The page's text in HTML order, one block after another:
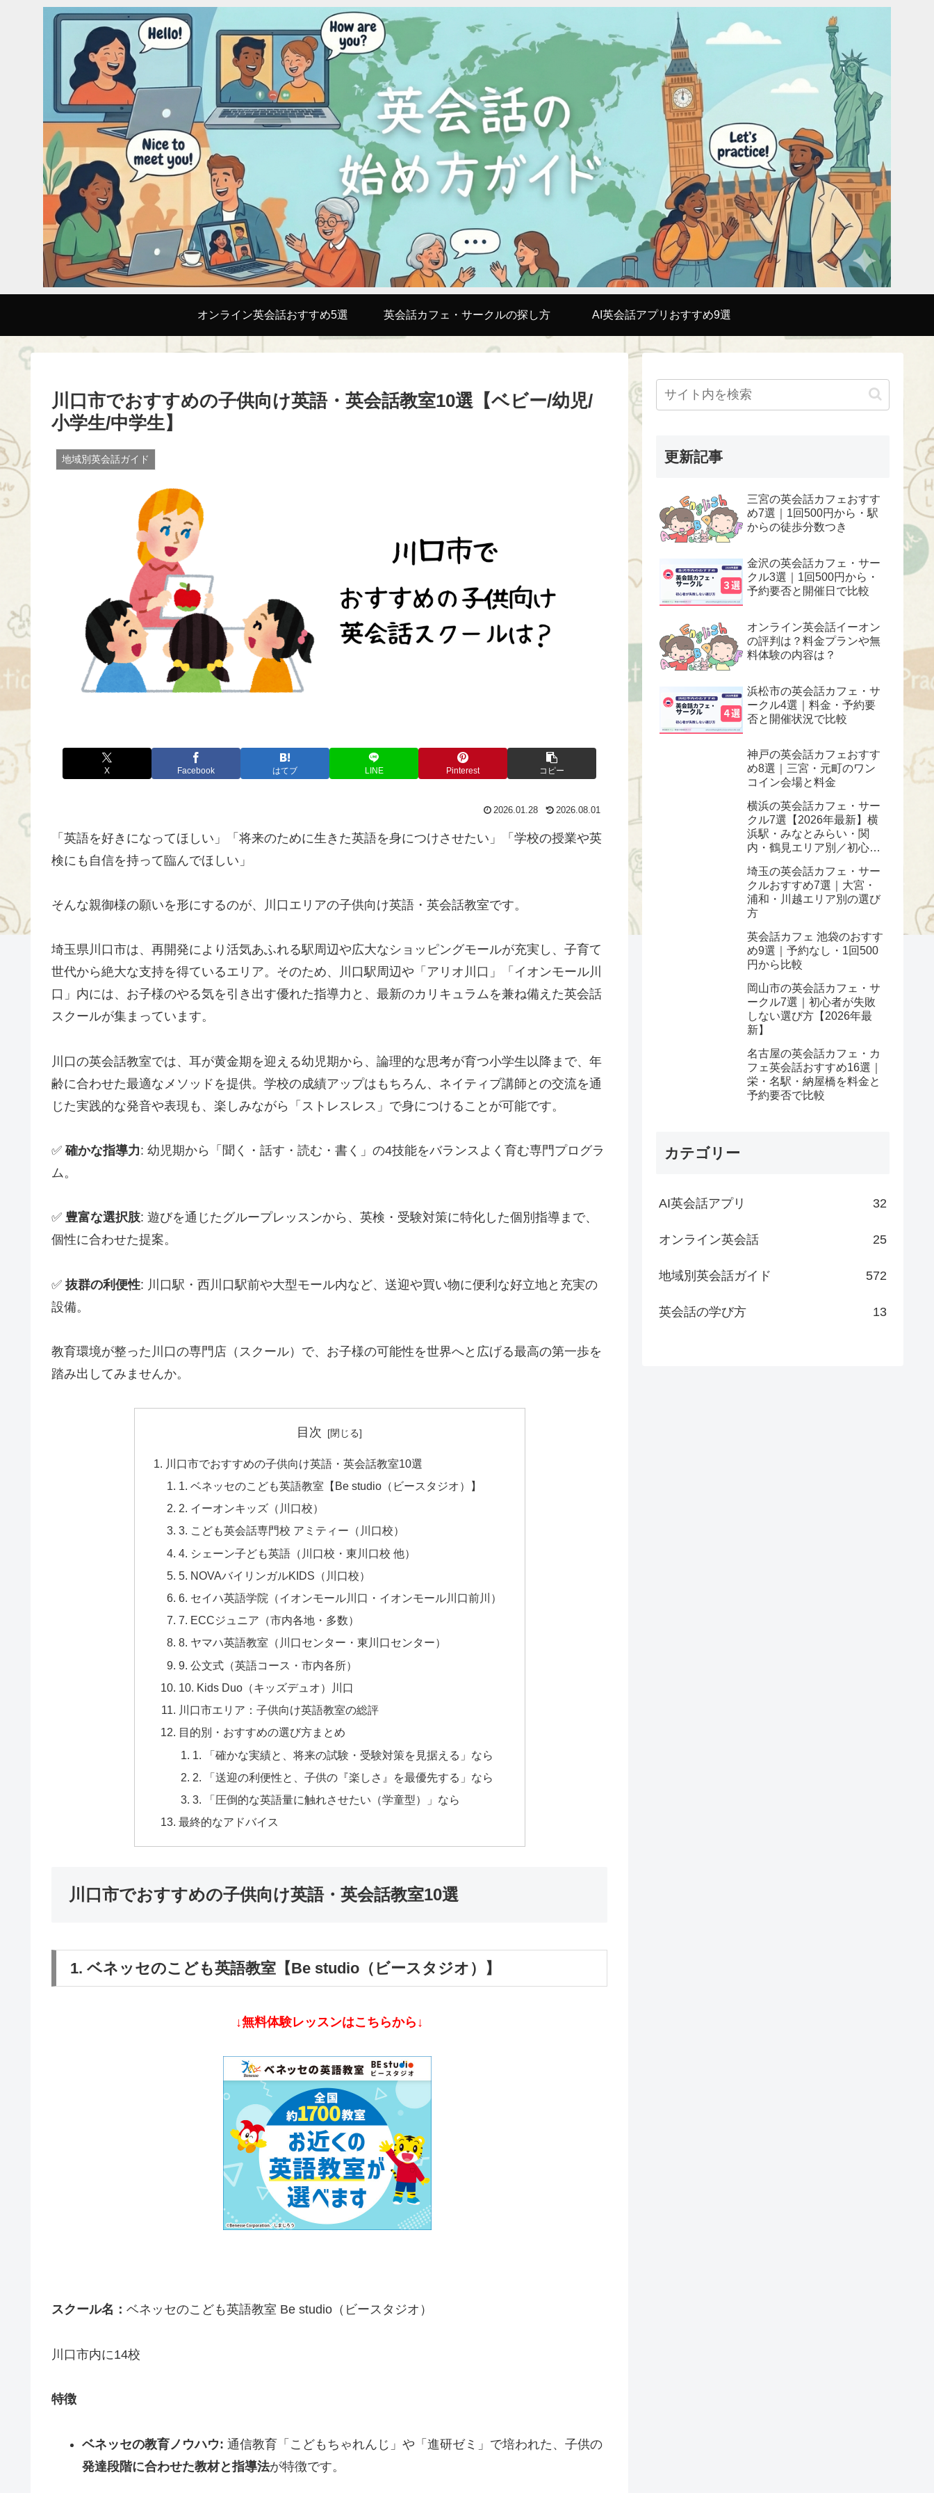
オンライン英会話おすすめ5選 英会話カフェ・サークルの探し方 AI英会話アプリおすすめ9選
川口市でおすすめの子供向け英語・英会話教室10選【ベビー/幼児/
小学生/中学生】
地域別英会話ガイド
X Facebook はてブ LINE Pinterest コピー
2026.01.28 2026.08.01
「英語を好きになってほしい」「将来のために生きた英語を身につけさせたい」「学校の授業や英
検にも自信を持って臨んでほしい」
そんな親御様の願いを形にするのが、川口エリアの子供向け英語・英会話教室です。
埼玉県川口市は、再開発により活気あふれる駅周辺や広大なショッピングモールが充実し、子育て
世代から絶大な支持を得ているエリア。そのため、川口駅周辺や「アリオ川口」「イオンモール川
口」内には、お子様のやる気を引き出す優れた指導力と、最新のカリキュラムを兼ね備えた英会話
スクールが集まっています。
川口の英会話教室では、耳が黄金期を迎える幼児期から、論理的な思考が育つ小学生以降まで、年
齢に合わせた最適なメソッドを提供。学校の成績アップはもちろん、ネイティブ講師との交流を通
じた実践的な発音や表現も、楽しみながら「ストレスレス」で身につけることが可能です。
✅確かな指導力: 幼児期から「聞く・話す・読む・書く」の4技能をバランスよく育む専門プログラ
ム。
✅ 豊富な選択肢: 遊びを通じたグループレッスンから、英検・受験対策に特化した個別指導まで、
個性に合わせた提案。
✅ 抜群の利便性: 川口駅・西川口駅前や大型モール内など、送迎や買い物に便利な好立地と充実の
設備。
教育環境が整った川口の専門店（スクール）で、お子様の可能性を世界へと広げる最高の第一歩を
踏み出してみませんか。
目次
川口市でおすすめの子供向け英語・英会話教室10選
1. ベネッセのこども英語教室【Be studio（ビースタジオ）】
2. イーオンキッズ（川口校）
3. こども英会話専門校 アミティー（川口校）
4. シェーン子ども英語（川口校・東川口校 他）
5. NOVAバイリンガルKIDS（川口校）
6. セイハ英語学院（イオンモール川口・イオンモール川口前川）
7. ECCジュニア（市内各地・多数）
8. ヤマハ英語教室（川口センター・東川口センター）
9. 公文式（英語コース・市内各所）
10. Kids Duo（キッズデュオ）川口
川口市エリア：子供向け英語教室の総評
目的別・おすすめの選び方まとめ
1. 「確かな実績と、将来の試験・受験対策を見据える」なら
2. 「送迎の利便性と、子供の『楽しさ』を最優先する」なら
3. 「圧倒的な英語量に触れさせたい（学童型）」なら
最終的なアドバイス
川口市でおすすめの子供向け英語・英会話教室10選
1. ベネッセのこども英語教室【Be studio（ビースタジオ）】
↓無料体験レッスンはこちらから↓
スクール名： ベネッセのこども英語教室 Be studio（ビースタジオ）
川口市内に14校
特徴
ベネッセの教育ノウハウ: 通信教育「こどもちゃれんじ」や「進研ゼミ」で培われた、子供の
発達段階に合わせた教材と指導法が特徴です。
更新記事
三宮の英会話カフェおすす
め7選｜1回500円から・駅
からの徒歩分数つき
金沢の英会話カフェ・サー
クル3選｜1回500円から・
予約要否と開催日で比較
オンライン英会話イーオン
の評判は？料金プランや無
料体験の内容は？
浜松市の英会話カフェ・サ
ークル4選｜料金・予約要
否と開催状況で比較
神戸の英会話カフェおすす
め8選｜三宮・元町のワン
コイン会場と料金
横浜の英会話カフェ・サー
クル7選【2026年最新】横
浜駅・みなとみらい・関
内・鶴見エリア別／初心
埼玉の英会話カフェ・サー
クルおすすめ7選｜大宮・
浦和・川越エリア別の選び
方
英会話カフェ 池袋のおすす
め9選｜予約なし・1回500
円から比較
岡山市の英会話カフェ・サ
ークル7選｜初心者が失敗
しない選び方【2026年最
新】
名古屋の英会話カフェ・カ
フェ英会話おすすめ16選｜
栄・名駅・納屋橋を料金と
予約要否で比較
カテゴリー
AI英会話アプリ 32
オンライン英会話 25
地域別英会話ガイド 572
英会話の学び方 13